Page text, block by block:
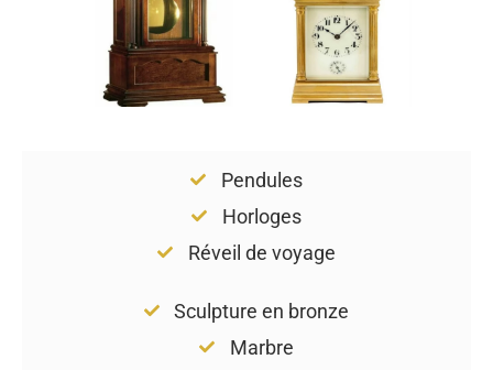
Pendules
Horloges
Réveil de voyage
Sculpture en bronze
Marbre